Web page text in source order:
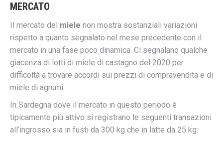
MERCATO
Il mercato del miele non mostra sostanziali variazioni
rispetto a quanto segnalato nel mese precedente con il
mercato in una fase poco dinamica. Ci segnalano qualche
giacenza di lotti di miele di castagno del 2020 per
difficoltà a trovare accordi sui prezzi di compravendita e di
miele di agrumi.
In Sardegna dove il mercato in questo periodo è
tipicamente più attivo si registrano le seguenti transazioni
all’ingrosso sia in fusti da 300 kg che in latte da 25 kg: